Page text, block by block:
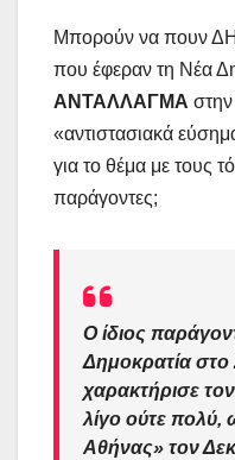
Μπορούν να πουν
που έφεραν τη Νέα
ΑΝΤΑΛΛΑΓΜΑ
«αντιστασιακά
για το θέμα με τους
παράγοντες;
Ο ίδιος
Δημοκρατία στο
χαρακτήρισε
λίγο ούτε
Αθήνας» τον